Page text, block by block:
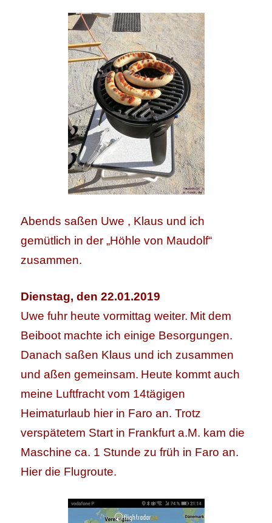
Abends saßen Uwe , Klaus und ich
gemütlich in der „Höhle von Maudolf“
zusammen.
Dienstag, den 22.01.2019
Uwe fuhr heute vormittag weiter. Mit dem
Beiboot machte ich einige Besorgungen.
Danach saßen Klaus und ich zusammen
und aßen gemeinsam. Heute kommt auch
meine Luftfracht vom 14tägigen
Heimaturlaub hier in Faro an. Trotz
verspätetem Start in Frankfurt a.M. kam die
Maschine ca. 1 Stunde zu früh in Faro an.
Hier die Flugroute.